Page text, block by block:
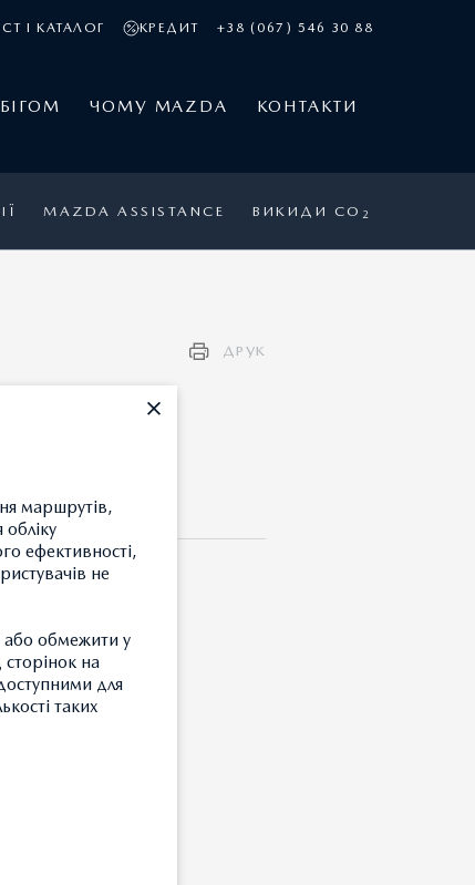
І КАТАЛОГ КРЕДИТ +38 (067) 546 30 88
ЧОМУ MAZDA КОНТАКТИ
MAZDA ASSISTANCE ВИКИДИ CO 2
ДРУК
маршрутів,
ефективності,
не
або обмежити у
на
для
таких